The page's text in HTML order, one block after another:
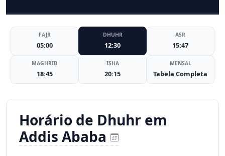
FAJR
05:00
DHUHR
12:30
ASR
15:47
MAGHRIB
18:45
ISHA
20:15
MENSAL
Tabela Completa
Horário de Dhuhr em
Addis Ababa